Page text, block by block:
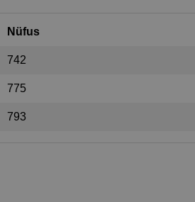
Nüfus
742
775
793